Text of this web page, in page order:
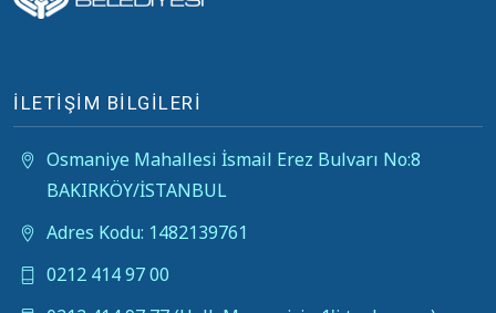
İLETİŞİM BİLGİLERİ
Osmaniye Mahallesi İsmail Erez Bulvarı No:8
BAKIRKÖY/İSTANBUL
Adres Kodu: 1482139761
0212 414 97 00